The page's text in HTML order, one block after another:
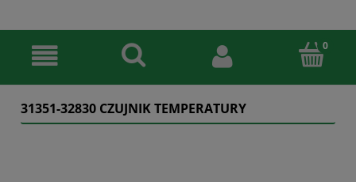
31351-32830 CZUJNIK TEMPERATURY